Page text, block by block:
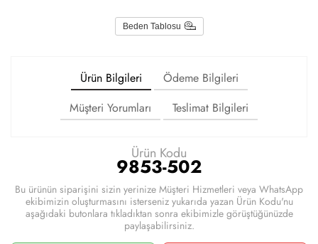
Beden Tablosu
Ürün Bilgileri
Ödeme Bilgileri
Müşteri Yorumları
Teslimat Bilgileri
Ürün Kodu
9853-502
Bu ürünün siparişini sizin yerinize Müşteri Hizmetleri veya WhatsApp
ekibimizin oluşturmasını isterseniz yukarıda yazan Ürün Kodu'nu
aşağıdaki butonlara tıkladıktan sonra ekibimizle görüştüğünüzde
paylaşabilirsiniz.